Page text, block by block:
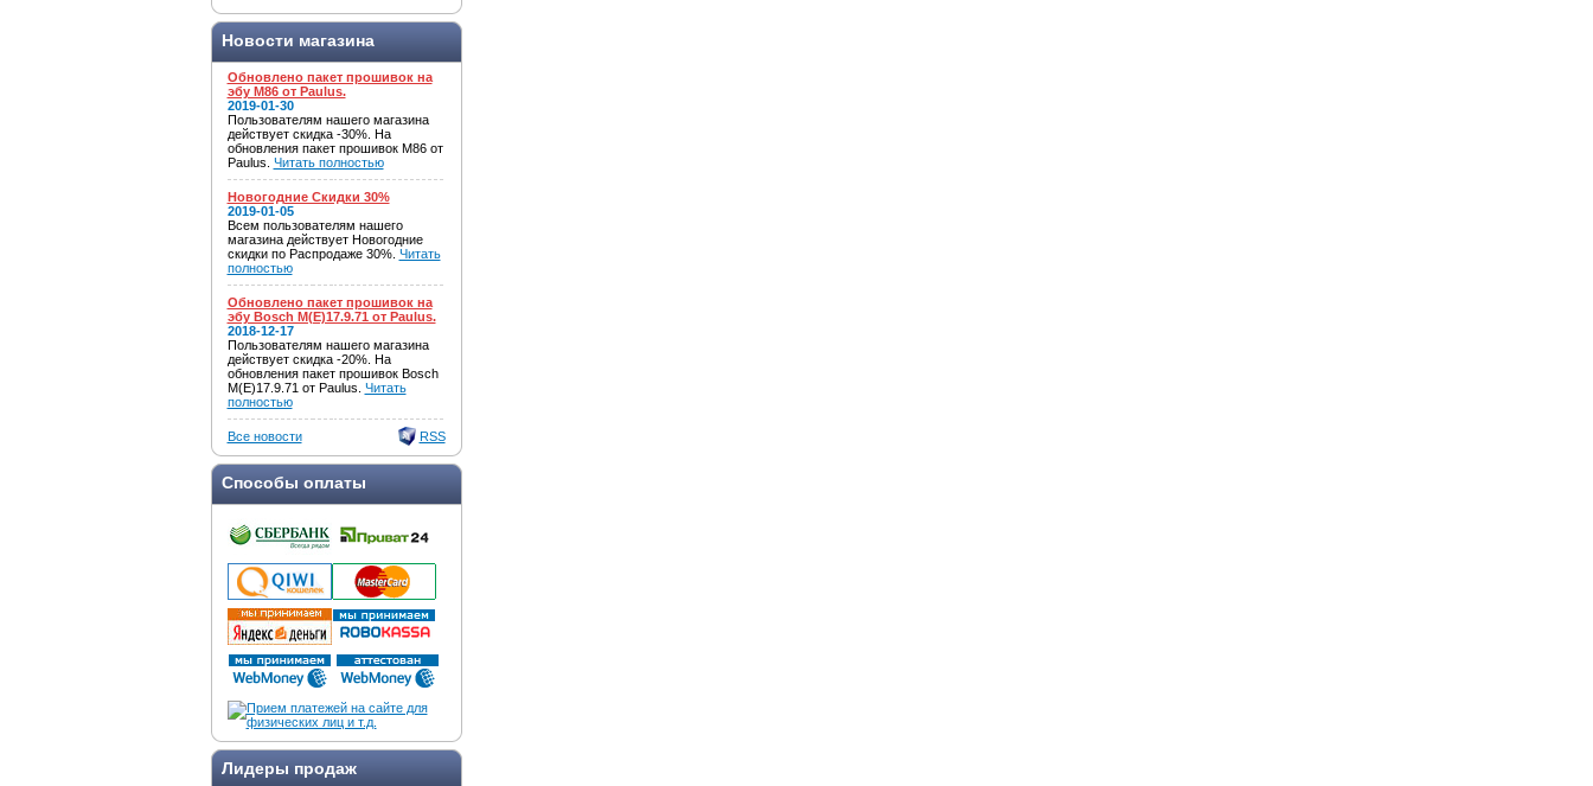
Новости магазина
Обновлено пакет прошивок на
эбу M86 от Paulus.
2019-01-30
Пользователям нашего магазина
действует скидка -30%. На
обновления пакет прошивок M86 от
Paulus. Читать полностью
Новогодние Скидки 30%
2019-01-05
Всем пользователям нашего
магазина действует Новогодние
скидки по Распродаже 30%. Читать
полностью
Обновлено пакет прошивок на
эбу Bosch M(E)17.9.71 от Paulus.
2018-12-17
Пользователям нашего магазина
действует скидка -20%. На
обновления пакет прошивок Bosch
M(E)17.9.71 от Paulus. Читать
полностью
Все новости RSS
Способы оплаты
Лидеры продаж